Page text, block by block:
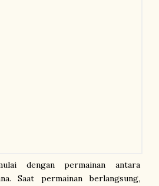
dengan permainan antara
Saat permainan berlangsung,